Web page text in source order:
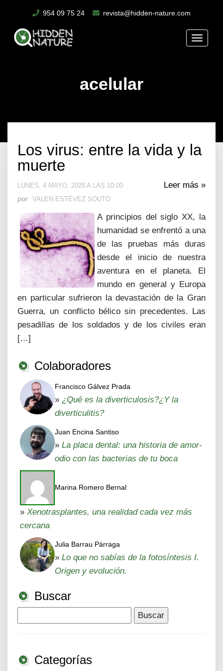
954 09 75 24 revista@hidden-nature.com
Toggle
acelular
Los virus: entre la vida y la
muerte
Leer más »
LUNES, 4 MAYO, 2020 A LAS 10:00
por VALEN ESTÉVEZ SOUTO
A principios del siglo XX, la
humanidad se enfrentó a una
de las pruebas más duras
desde el inicio de nuestra
aventura en el planeta. El
mundo en general y Europa
en particular sufrieron la devastación de la Gran
Guerra, un conflicto bélico sin precedentes. Las
pesadillas de los soldados y de los civiles eran
[…]
Colaboradores
Francisco Gálvez Prada
» ¿Qué es la diverticulosis?¿Y la
diverticulitis?
Juan Encina Santiso
» La placa dental: una historia de amor-
odio con las bacterias de tu boca
Marina Romero Bernal
» Xenotrasplantes, una realidad cada vez más
cercana
Julia Barrau Párraga
» Lo que no sabías de la fotosíntesis I.
Origen y evolución.
Buscar
Categorías